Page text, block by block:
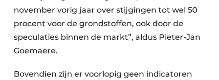
november vorig jaar over stijgingen tot wel 50
procent voor de grondstoffen, ook door de
speculaties binnen de markt”, aldus Pieter-Jan
Goemaere.
Bovendien zijn er voorlopig geen indicatoren